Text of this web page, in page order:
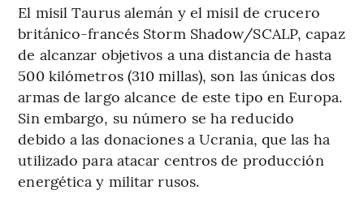
El misil Taurus alemán y el misil de crucero
británico-francés Storm Shadow/SCALP, capaz
de alcanzar objetivos a una distancia de hasta
500 kilómetros (310 millas), son las únicas dos
armas de largo alcance de este tipo en Europa.
Sin embargo, su número se ha reducido
debido a las donaciones a Ucrania, que las ha
utilizado para atacar centros de producción
energética y militar rusos.